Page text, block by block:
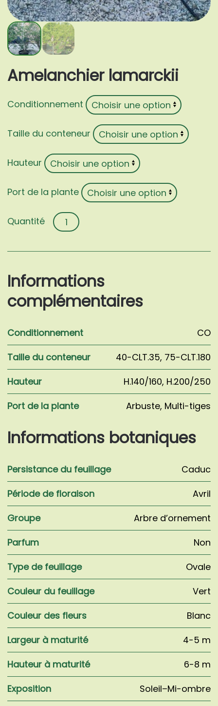
Amelanchier lamarckii
Conditionnement
Taille du conteneur
Hauteur
Port de la plante
quantité
de
Informations
complémentaires
Conditionnement
CO
Taille du conteneur
40-CLT.35, 75-CLT.180
Hauteur
H.140/160, H.200/250
Port de la plante
Arbuste, Multi-tiges
Informations botaniques
Persistance du feuillage
Caduc
Période de floraison
Avril
Groupe
Arbre d’ornement
Parfum
Non
Type de feuillage
Ovale
Couleur du feuillage
Vert
Couleur des fleurs
Blanc
Largeur à maturité
4-5 m
Hauteur à maturité
6-8 m
Exposition
Soleil–Mi-ombre